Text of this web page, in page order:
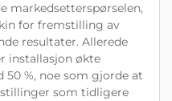
markedsetterspørselen,
for fremstilling av
resultater. Allerede
installasjon økte
50 %, noe som gjorde at
som tidligere